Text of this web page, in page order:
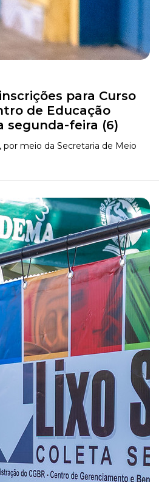
para Curso
de Educação
segunda-feira (6)
meio da Secretaria de Meio